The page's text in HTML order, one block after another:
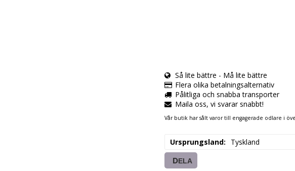
Så lite bättre - Må lite bättre
Flera olika betalningsalternativ
Pålitliga och snabba transporter
Maila oss, vi svarar snabbt!
Vår butik har sålt varor till engagerade odlare i
Ursprungsland Tyskland
DELA